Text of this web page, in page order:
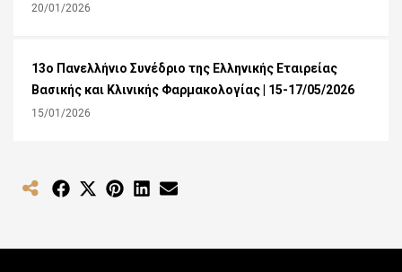
20/01/2026
13ο Πανελλήνιο Συνέδριο της Ελληνικής Εταιρείας
Βασικής και Κλινικής Φαρμακολογίας | 15-17/05/2026
15/01/2026
Share Share
(Twitter)
Share Share